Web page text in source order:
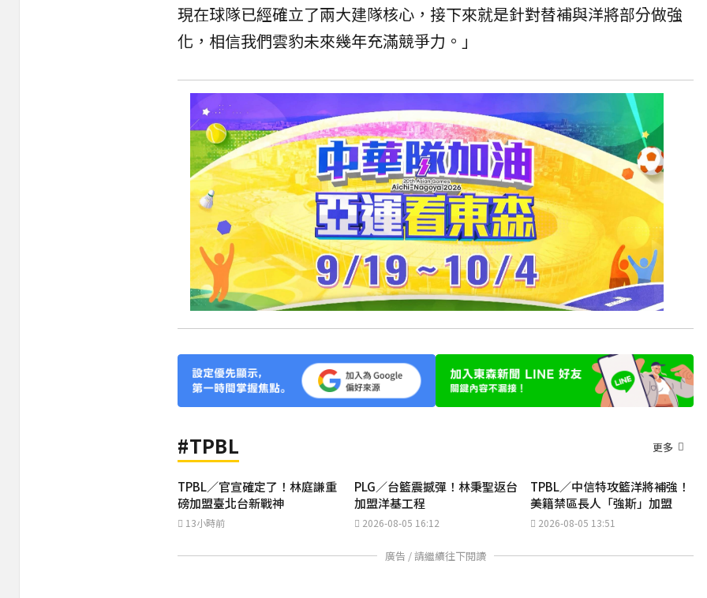
現在球隊已經確立了兩大建隊核心，接下來就是針對替補與洋將部分做強
化，相信我們雲豹未來幾年充滿競爭力。」
#TPBL 更多
TPBL／官宣確定了！林庭謙重
磅加盟臺北台新戰神
13小時前
PLG／台籃震撼彈！林秉聖返台
加盟洋基工程
2026-08-05 16:12
TPBL／中信特攻籃洋將補強！
美籍禁區長人「強斯」加盟
2026-08-05 13:51
廣告 / 請繼續往下閱讀